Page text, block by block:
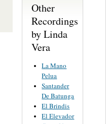
Other
Recordings
by Linda
Vera
La Mano
Pelua
Santander
De Batunga
El Brindis
El Elevador